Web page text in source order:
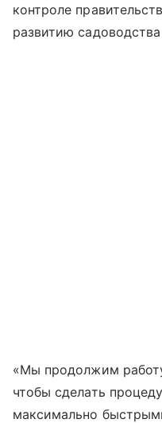
контроле
развитию
«Мы продолжим
чтобы сделать
максимально